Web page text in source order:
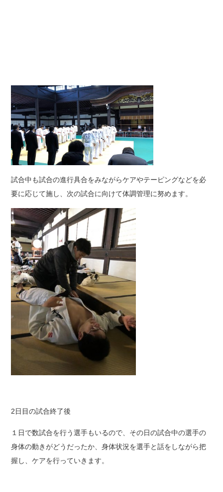
試合中も試合の進行具合をみながらケアやテーピングなどを必
要に応じて施し、次の試合に向けて体調管理に努めます。
2日目の試合終了後
１日で数試合を行う選手もいるので、その日の試合中の選手の
身体の動きがどうだったか、身体状況を選手と話をしながら把
握し、ケアを行っていきます。